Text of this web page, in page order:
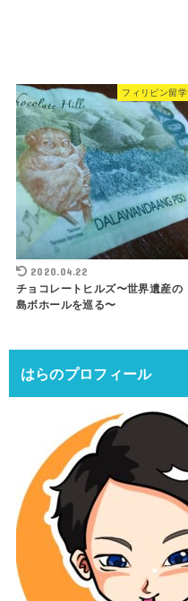
フィリピン留学
2020.04.22
チョコレートヒルズ〜世界遺産の
島ボホールを巡る〜
はらのプロフィール